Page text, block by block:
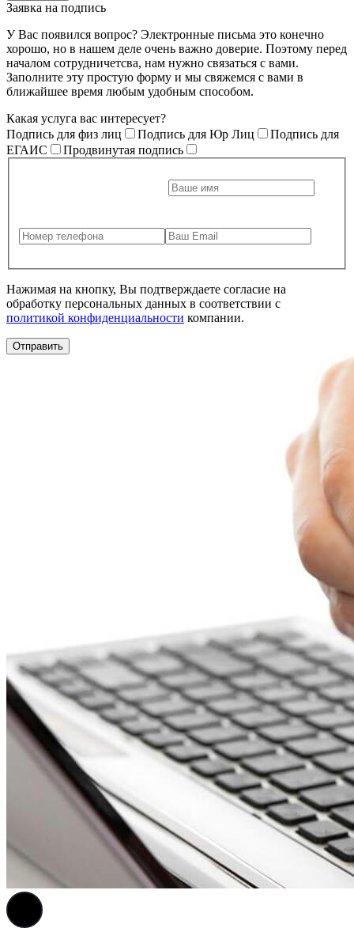
Заявка на подпись
У Вас появился вопрос? Электронные письма это конечно
хорошо, но в нашем деле очень важно доверие. Поэтому перед
началом сотрудничетсва, нам нужно связаться с вами.
Заполните эту простую форму и мы свяжемся с вами в
ближайшее время любым удобным способом.
Какая услуга вас интересует?
Подпись для физ лиц
Подпись для Юр Лиц
Подпись для
ЕГАИС
Продвинутая подпись
Нажимая на кнопку, Вы подтверждаете согласие на
обработку персональных данных в соответствии с
политикой конфиденциальности компании.